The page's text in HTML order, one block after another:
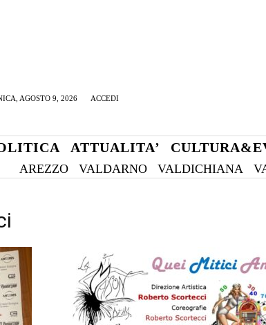
AGOSTO 9, 2026 ACCEDI
ATTUALITA’
AREZZO VALDARNO VALDICHIANA